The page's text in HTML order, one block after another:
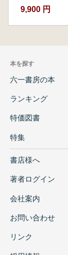
9,900 円
本を探す
六一書房の本
ランキング
特価図書
特集
書店様へ
著者ログイン
会社案内
お問い合わせ
リンク